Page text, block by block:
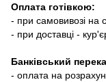
Оплата готівкою:
- при самовивозі на
- при доставці -
Банківський
- оплата на